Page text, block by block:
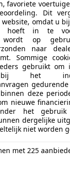
€
km Benzine
favoriete
Dit
omdat u
hoeft in te
wordt op
naar
Sommige
gebruikt om
bij het
deze
nieuwe
het gebruik
dergelijke
niet worden
met 225